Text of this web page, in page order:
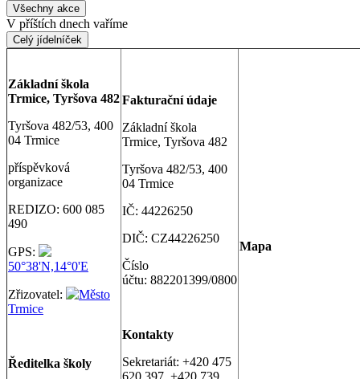
Všechny akce
V příštích dnech vaříme
Celý jídelníček
Základní škola
Trmice, Tyršova 482
Tyršova 482/53, 400
04 Trmice
příspěvková
organizace
REDIZO: 600 085
490
GPS:
50°38'N,14°0'E
Zřizovatel:
Město
Trmice
Ředitelka školy
Fakturační údaje
Základní škola
Trmice, Tyršova 482
Tyršova 482/53, 400
04 Trmice
IČ: 44226250
DIČ: CZ44226250
Číslo
účtu: 882201399/0800
Kontakty
Sekretariát: +420 475
620 397, +420 739
Mapa